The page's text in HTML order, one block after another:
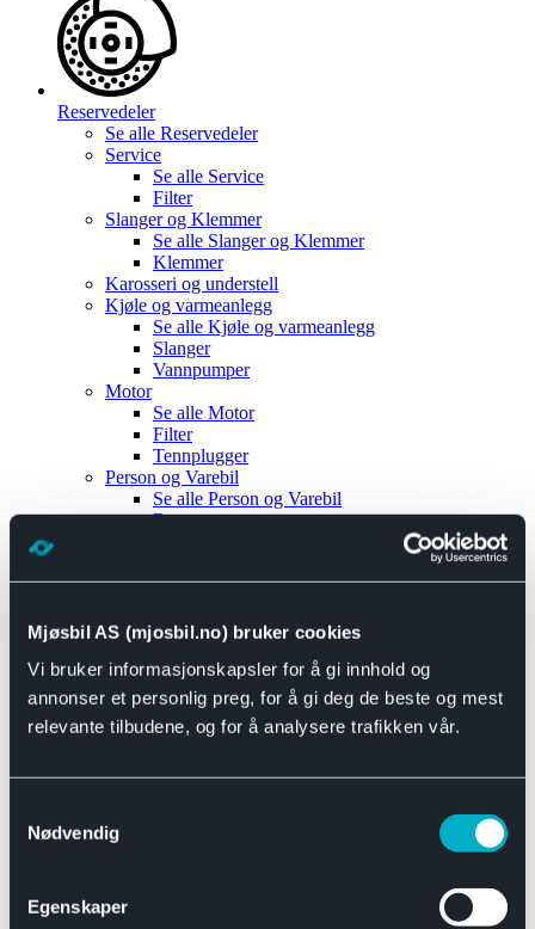
Mjøsbil AS (mjosbil.no) bruker cookies
Vi bruker informasjonskapsler for å gi innhold og
annonser et personlig preg, for å gi deg de beste og mest
relevante tilbudene, og for å analysere trafikken vår.
Nødvendig
Egenskaper
Reservedeler
Se alle Reservedeler
Service
Se alle Service
Filter
Slanger og Klemmer
Se alle Slanger og Klemmer
Klemmer
Karosseri og understell
Kjøle og varmeanlegg
Se alle Kjøle og varmeanlegg
Slanger
Vannpumper
Motor
Se alle Motor
Filter
Tennplugger
Person og Varebil
Se alle Person og Varebil
Brems
Motor og drivverk
Se alle Universal
Bremsedeler
Se alle Bremsedeler
Bremsenippler
Drivline og motor
Se alle Drivline og motor
Eksosanlegg